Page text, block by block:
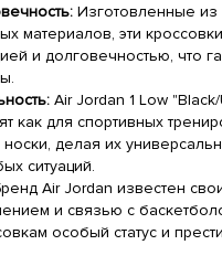
Изготовленные из
материалов, эти
и долговечностью, что
Air Jordan 1 Low
как для спортивных
делая их
ситуаций.
Air Jordan известен
и связью с
особый статус и